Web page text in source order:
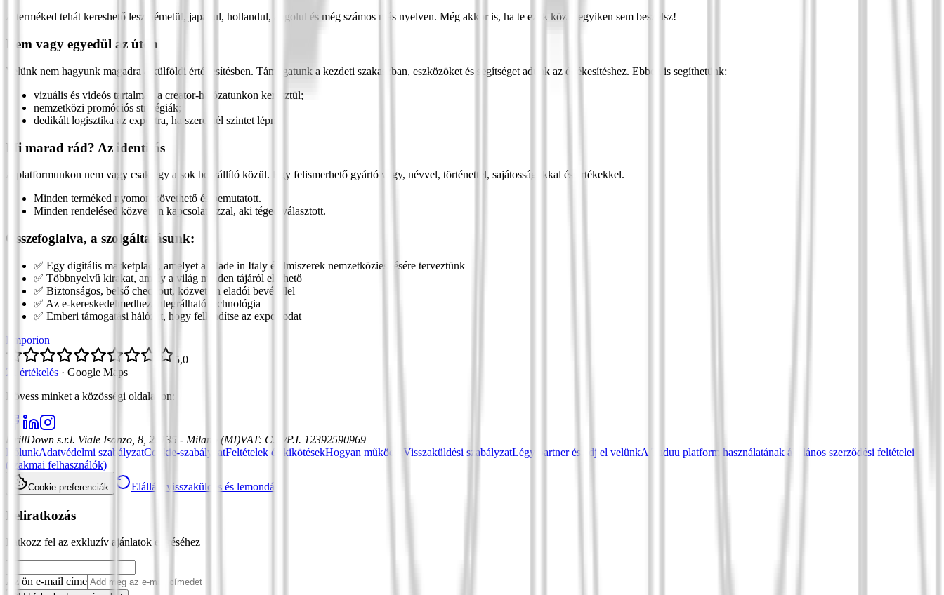
A terméked tehát kereshető lesz németül, japánul, hollandul, angolul és még számos más nyelven. Még akkor is, ha te ezek közül egyiken sem beszélsz!
Nem vagy egyedül az úton
Velünk nem hagyunk magadra a külföldi értékesítésben. Támogatunk a kezdeti szakaszban, eszközöket és segítséget adunk az értékesítéshez. Ebben is segíthetünk:
vizuális és videós tartalmak a creator-hálózatunkon keresztül;
nemzetközi promóciós stratégiák;
dedikált logisztika az exportra, ha szeretnél szintet lépni.
Mi marad rád? Az identitás
A platformunkon nem vagy csak egy a sok beszállító közül. Egy felismerhető gyártó vagy, névvel, történettel, sajátosságokkal és értékekkel.
Minden terméked nyomon követhető és bemutatott.
Minden rendelésed közvetlen kapcsolat azzal, aki téged választott.
Összefoglalva, a szolgáltatásunk:
✅ Egy digitális marketplace, amelyet a Made in Italy élelmiszerek nemzetköziesítésére terveztünk
✅ Többnyelvű kirakat, amely a világ minden tájáról elérhető
✅ Biztonságos, belső checkout, közvetlen eladói bevétellel
✅ Az e-kereskedelmedhez integrálható technológia
✅ Emberi támogatási hálózat, hogy fellendítse az exportodat
Emporion
5,0
21 értékelés · Google Maps
Kövess minket a közösségi oldalakon:
DrillDown s.r.l. Viale Isonzo, 8, 20135 - Milano (MI)VAT: C.F./P.I. 12392590969
RólunkAdatvédelmi szabályzatCookie-szabályzatFeltételek és kikötésekHogyan működik Visszaküldési szabályzatLégy partner és adj el velünkA Tuduu platform használatának általános szerződési feltételei
(szakmai felhasználók)
Cookie preferenciák Elállás, visszaküldés és lemondás
Feliratkozás
Iratkozz fel az exkluzív ajánlatok eléréséhez
Az ön e-mail címe